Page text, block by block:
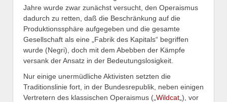
Jahre wurde zwar zunächst versucht, den Operaismus
dadurch zu retten, daß die Beschränkung auf die
Produktionssphäre aufgegeben und die gesamte
Gesellschaft als eine „Fabrik des Kapitals“ begriffen
wurde (Negri), doch mit dem Abebben der Kämpfe
versank der Ansatz in der Bedeutungslosigkeit.
Nur einige unermüdliche Aktivisten setzten die
Traditionslinie fort, in der Bundesrepublik, neben einigen
Vertretern des klassischen Operaismus („ Wildcat „), vor